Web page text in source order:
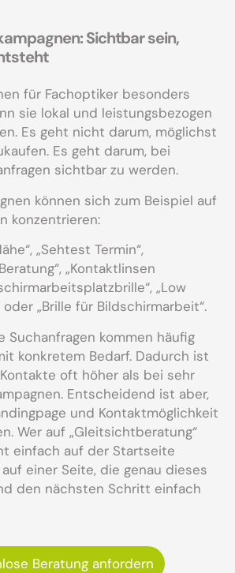
Sichtbar sein,
für Fachoptiker besonders
sie lokal und leistungsbezogen
Es geht nicht darum, möglichst
Es geht darum, bei
sichtbar zu werden.
können sich zum Beispiel auf
konzentrieren:
„Sehtest Termin“,
„Kontaktlinsen
„Low
„Brille für Bildschirmarbeit“.
Suchanfragen kommen häufig
konkretem Bedarf. Dadurch ist
oft höher als bei sehr
Entscheidend ist aber,
und Kontaktmöglichkeit
Wer auf „Gleitsichtberatung“
einfach auf der Startseite
einer Seite, die genau dieses
den nächsten Schritt einfach
Beratung anfordern